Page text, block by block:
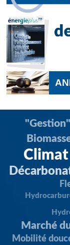
Climat
Marché
Mobilité